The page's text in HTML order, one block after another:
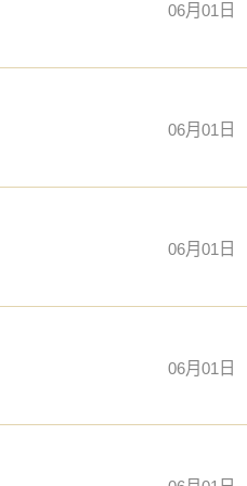
06月01日
06月01日
06月01日
06月01日